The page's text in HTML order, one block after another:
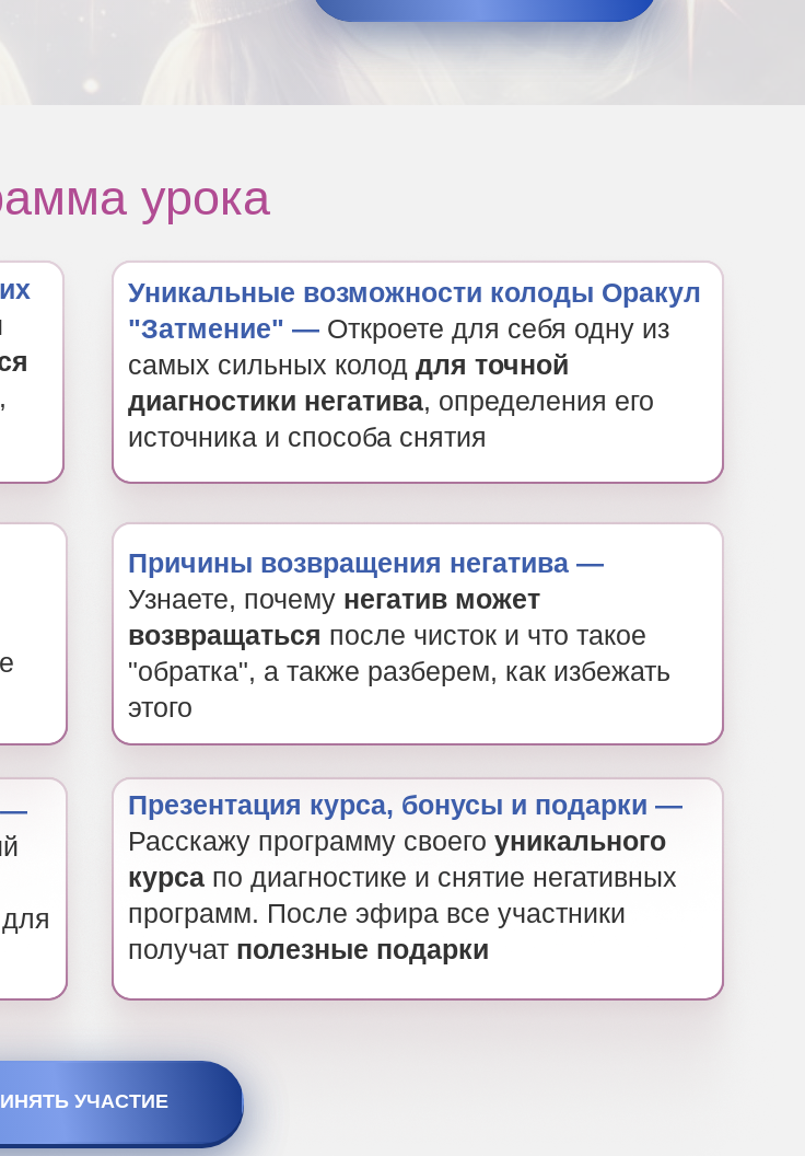
LET'S GO!УЧАСТИЕ
урока
Причины возвращения негатива —
Узнаете, почему негатив может
возвращаться после чисток и что такое
"обратка", а также разберем, как избежать
этого
Презентация курса, бонусы и подарки —
Расскажу программу своего уникального
курса по диагностике и снятие негативных
программ. После эфира все участники
получат полезные подарки
Уникальные возможности колоды Оракул
"Затмение" — Откроете для себя одну из
самых сильных колод для точной
диагностики негатива, определения его
источника и способа снятия
—